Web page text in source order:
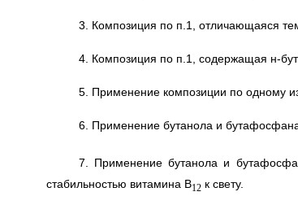
3. Композиция по п.1, отличающаяся
4. Композиция по п.1, содержащая н-
5. Применение композиции по одному
6. Применение бутанола и
7. Применение бутанола и
стабильностью витамина В12к свету.